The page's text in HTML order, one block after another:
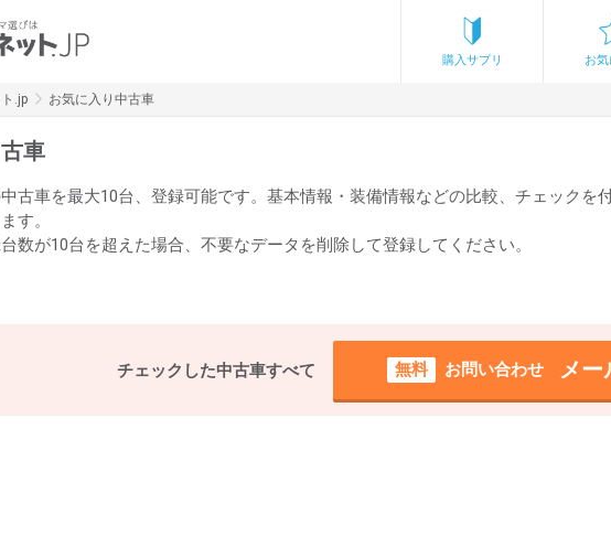
購入サプリ お気
.jp お気に入り中古車
車
中古車を最大10台、登録可能です。基本情報・装備情報などの比較、チェック
す。
数が10台を超えた場合、不要なデータを削除して登録してください。
チェックした中古車すべて 無料 お問い合わせ メー